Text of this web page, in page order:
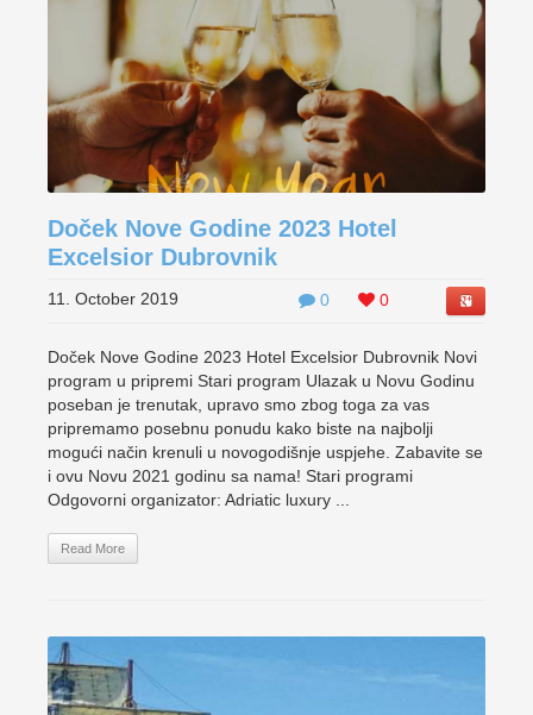
Doček Nove Godine 2023 Hotel
Excelsior Dubrovnik
0 0
11. October 2019
Doček Nove Godine 2023 Hotel Excelsior Dubrovnik Novi
program u pripremi Stari program Ulazak u Novu Godinu
poseban je trenutak, upravo smo zbog toga za vas
pripremamo posebnu ponudu kako biste na najbolji
mogući način krenuli u novogodišnje uspjehe. Zabavite se
i ovu Novu 2021 godinu sa nama! Stari programi
Odgovorni organizator: Adriatic luxury ...
Read More